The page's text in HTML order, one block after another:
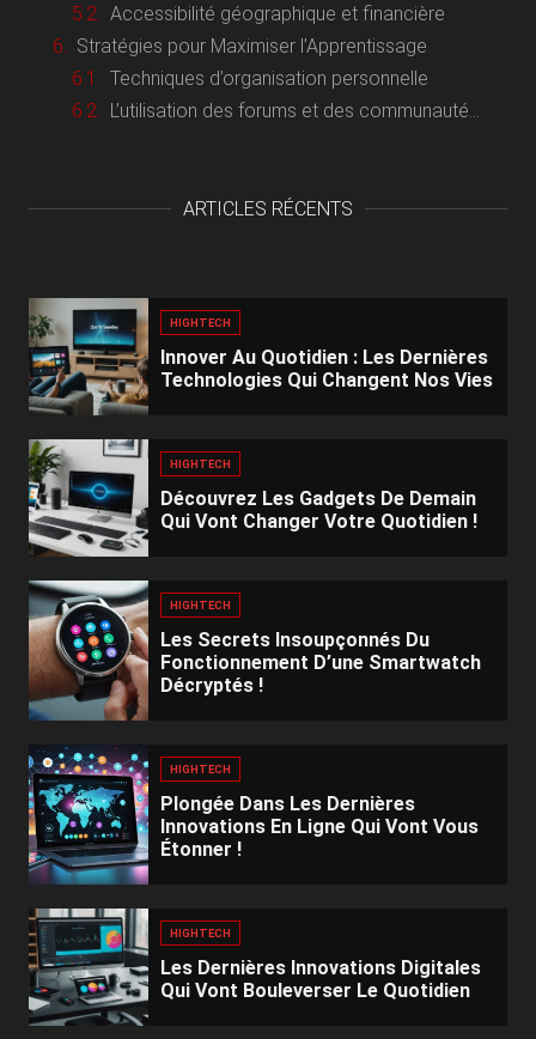
Accessibilité géographique et financière
Stratégies pour Maximiser l’Apprentissage
Techniques d’organisation personnelle
L’utilisation des forums et des communautés d’apprentissage
ARTICLES RÉCENTS
HIGHTECH
Innover Au Quotidien : Les Dernières
Technologies Qui Changent Nos Vies
HIGHTECH
Découvrez Les Gadgets De Demain
Qui Vont Changer Votre Quotidien !
HIGHTECH
Les Secrets Insoupçonnés Du
Fonctionnement D’une Smartwatch
Décryptés !
HIGHTECH
Plongée Dans Les Dernières
Innovations En Ligne Qui Vont Vous
Étonner !
HIGHTECH
Les Dernières Innovations Digitales
Qui Vont Bouleverser Le Quotidien